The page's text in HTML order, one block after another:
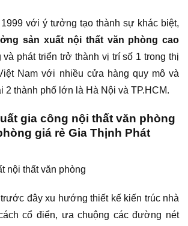
với ý tưởng tạo thành sự khác biệt,
sản xuất nội thất văn phòng cao
phát triển trở thành vị trí số 1 trong thị
Nam với nhiều cửa hàng quy mô và
2 thành phố lớn là Hà Nội và TP.HCM.
gia công nội thất văn phòng
giá rẻ Gia Thịnh Phát
đây xu hướng thiết kế kiến trúc nhà
cổ điển, ưa chuộng các đường nét